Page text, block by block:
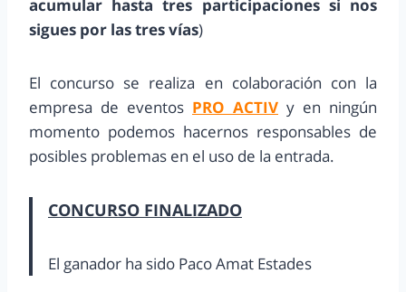
acumular hasta tres participaciones si nos
sigues por las tres vías)
El concurso se realiza en colaboración con la
empresa de eventos PRO ACTIV y en ningún
momento podemos hacernos responsables de
posibles problemas en el uso de la entrada.
CONCURSO FINALIZADO
El ganador ha sido Paco Amat Estades